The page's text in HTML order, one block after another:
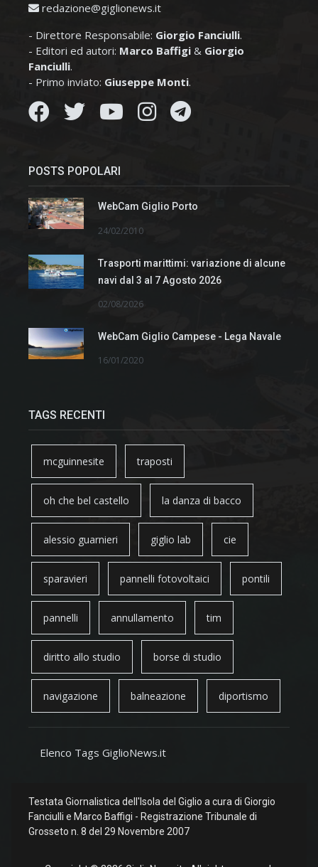
redazione@giglionews.it
- Direttore Responsabile: Giorgio Fanciulli.
- Editori ed autori: Marco Baffigi & Giorgio
Fanciulli.
- Primo inviato: Giuseppe Monti.
POSTS POPOLARI
WebCam Giglio Porto
24/02/2010
Trasporti marittimi: variazione di alcune
navi dal 3 al 7 Agosto 2026
02/08/2026
WebCam Giglio Campese - Lega Navale
16/01/2020
TAGS RECENTI
mcguinnesite traposti
oh che bel castello la danza di bacco
alessio guarnieri giglio lab cie
sparavieri pannelli fotovoltaici pontili
pannelli annullamento tim
diritto allo studio borse di studio
navigazione balneazione diportismo
Elenco Tags GiglioNews.it
Testata Giornalistica dell'Isola del Giglio a cura di Giorgio
Fanciulli e Marco Baffigi - Registrazione Tribunale di
Grosseto n. 8 del 29 Novembre 2007